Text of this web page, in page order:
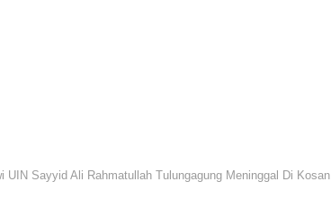
UIN Sayyid Ali Rahmatullah Tulungagung Meninggal Di Kosan